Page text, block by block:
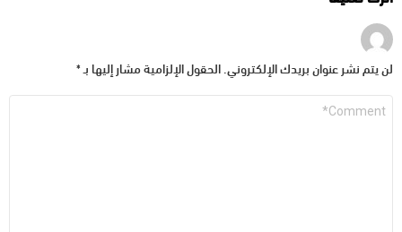
لن يتم نشر عنوان بريدك الإلكتروني. الحقول الإلزامية مشار إليها بـ *
التعليق